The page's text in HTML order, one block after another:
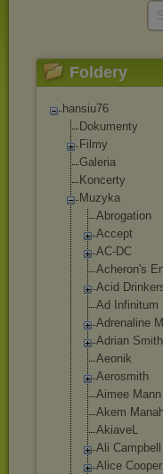
Foldery
hansiu76
Dokumenty
Filmy
Galeria
Koncerty
Muzyka
Abrogation
Accept
AC-DC
Acheron's
Acid
Ad Infinitum
Adrenaline
Adrian Smith
Aeonik
Aerosmith
Aimee Mann
Akem
AkiaveL
Ali Campbell
Alice Cooper